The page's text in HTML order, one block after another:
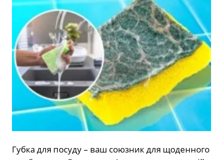
Губка для посуду – ваш союзник для щоденного